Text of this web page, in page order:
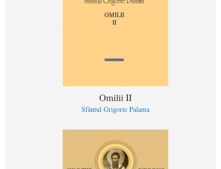
Omilii II
Sfântul Grigorie Palama